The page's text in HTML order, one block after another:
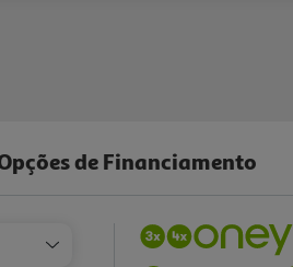
de Financiamento